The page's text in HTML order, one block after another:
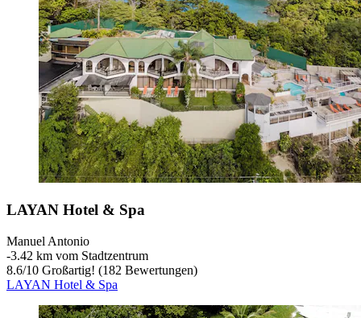
LAYAN Hotel & Spa
Manuel Antonio
‐3.42 km vom Stadtzentrum
8.6/10 Großartig! (182 Bewertungen)
LAYAN Hotel & Spa